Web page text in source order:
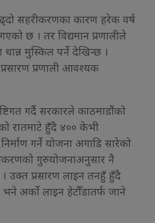
सहरीकरणका कारण हरेक वर्ष
छ । तर विद्यमान प्रणालीले
मुस्किल पर्ने देखिन्छ ।
प्रणाली आवश्यक
गर्दै सरकारले काठमाडौंको
रातमाटे हुँदै ४०० केभी
गर्ने योजना अगाडि सारेको
गुरुयोजनाअनुसार नै
। उक्त प्रसारण लाइन तनहुँ हुँदै
अर्को लाइन हेटौँडातर्फ जाने